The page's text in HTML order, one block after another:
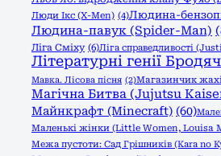
Люди Ікс (X-Men) (4)Людина-
Людина-павук (Spider-Man)
Ліга Сміху (6)Ліга справедливості
Літературні генії
Мавка. Лісова пісня (2)Магазинчик
Магічна Битва (Jujutsu
Майнкрафт (Minecraft) (60)
Маленькі жінки (Little Women, Louisa
Межа пустоти: Сад Грішників (Kara no